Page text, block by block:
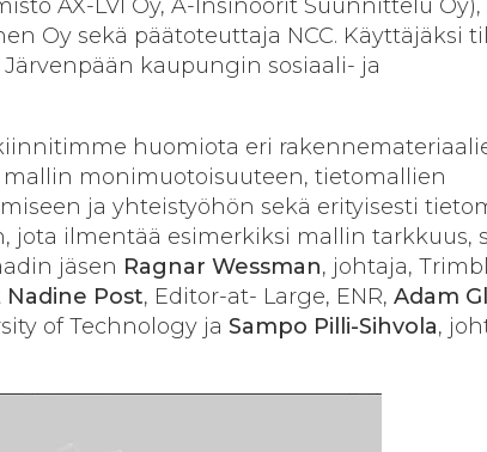
AX-LVI Oy, A-Insinöörit Suunnittelu Oy),
Oy sekä päätoteuttaja NCC. Käyttäjäksi
kaupungin sosiaali- ja
huomiota eri
monimuotoisuuteen, tietomallien
ja yhteistyöhön sekä erityisesti
jota ilmentää esimerkiksi mallin tarkkuus,
jäsen Ragnar Wessman, johtaja,
Nadine Post, Editor-at- Large, ENR, Adam
of Technology ja Sampo Pilli-Sihvola,